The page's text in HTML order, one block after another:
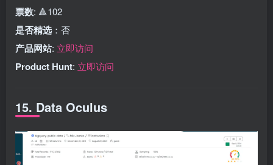
票数: 🔺102
是否精选 ：否
产品网站: 立即访问
Product Hunt: 立即访问
15. Data Oculus